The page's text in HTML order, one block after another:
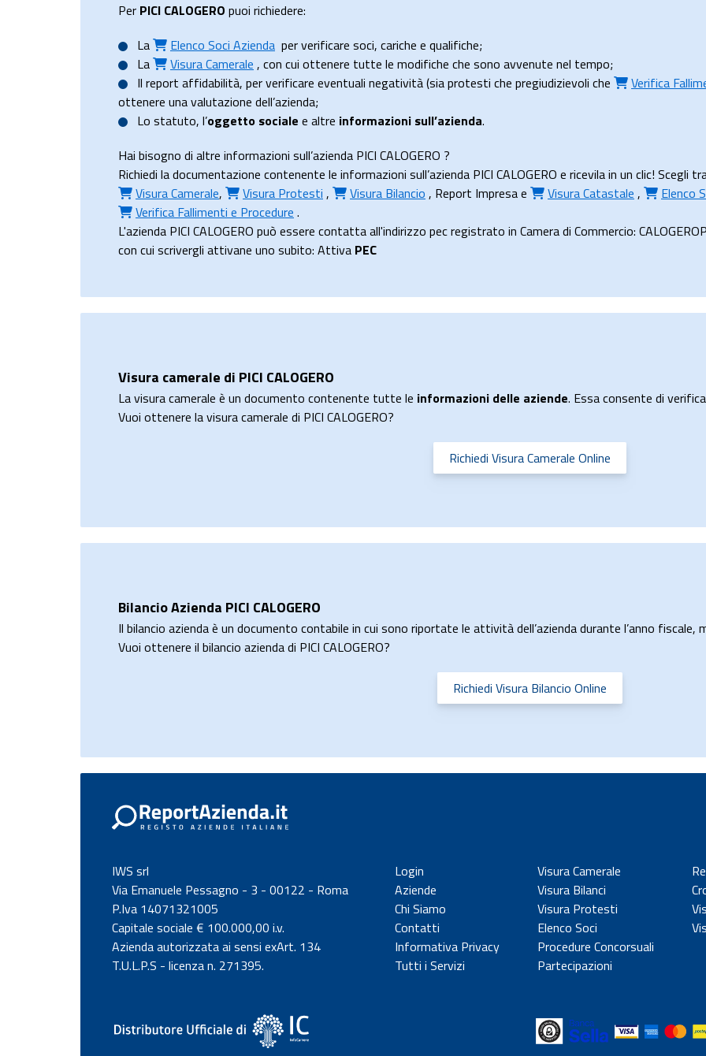
Per PICI CALOGERO puoi richiedere:
La
Elenco Soci Azienda per verificare soci, cariche e qualifiche;
La
Visura Camerale , con cui ottenere tutte le modifiche che sono avvenute nel tempo;
Il report affidabilità, per verificare eventuali negatività (sia protesti che pregiudizievoli che Verifica
ottenere una valutazione dell’azienda;
Lo statuto, l’oggetto sociale e altre informazioni sull’azienda.
Hai bisogno di altre informazioni sull’azienda PICI CALOGERO ?
Richiedi la documentazione contenente le informazioni sull’azienda PICI CALOGERO e ricevila in un clic! Scegli
Visura Camerale, Visura Protesti , Visura Bilancio , Report Impresae Visura Catastale , Elenco
Verifica Fallimenti e Procedure .
L'azienda PICI CALOGERO può essere contatta all'indirizzo pec registrato in Camera di Commercio:
con cui scrivergli attivane uno subito: Attiva PEC
Visura camerale di PICI CALOGERO
La visura camerale è un documento contenente tutte le informazioni delle aziende. Essa consente di
Vuoi ottenere la visura camerale di PICI CALOGERO?
Richiedi Visura Camerale Online
Bilancio Azienda PICI CALOGERO
Il bilancio azienda è un documento contabile in cui sono riportate le attività dell’azienda durante l’anno fiscale,
Vuoi ottenere il bilancio azienda di PICI CALOGERO?
Richiedi Visura Bilancio Online
IWS srl
Via Emanuele Pessagno - 3 - 00122 - Roma
P.Iva 14071321005
Capitale sociale € 100.000,00 i.v.
Azienda autorizzata ai sensi exArt. 134
T.U.L.P.S - licenza n. 271395.
Login
Aziende
Chi Siamo
Contatti
Informativa Privacy
Tutti i Servizi
Visura Camerale
Visura Bilanci
Visura Protesti
Elenco Soci
Procedure Concorsuali
Partecipazioni